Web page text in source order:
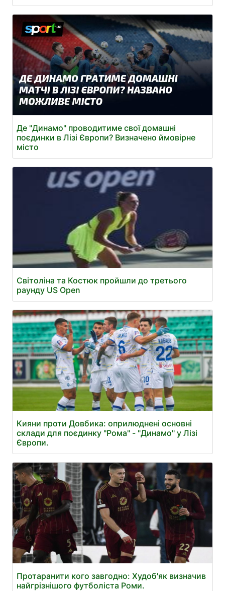
Де "Динамо" проводитиме свої домашні
поєдинки в Лізі Європи? Визначено ймовірне
місто
Світоліна та Костюк пройшли до третього
раунду US Open
Кияни проти Довбика: оприлюднені основні
склади для поєдинку "Рома" - "Динамо" у Лізі
Європи.
Протаранити кого завгодно: Худоб'як визначив
найгрізнішого футболіста Роми.